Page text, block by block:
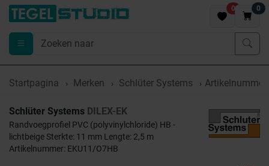
0 0
Startpagina Merken Schlüter Systems Artikelnummer
Schlüter Systems DILEX-EK
Randvoegprofiel PVC (polyvinylchloride) HB -
lichtbeige Sterkte: 11 mm Lengte: 2,5 m
Artikelnummer: EKU11/O7HB